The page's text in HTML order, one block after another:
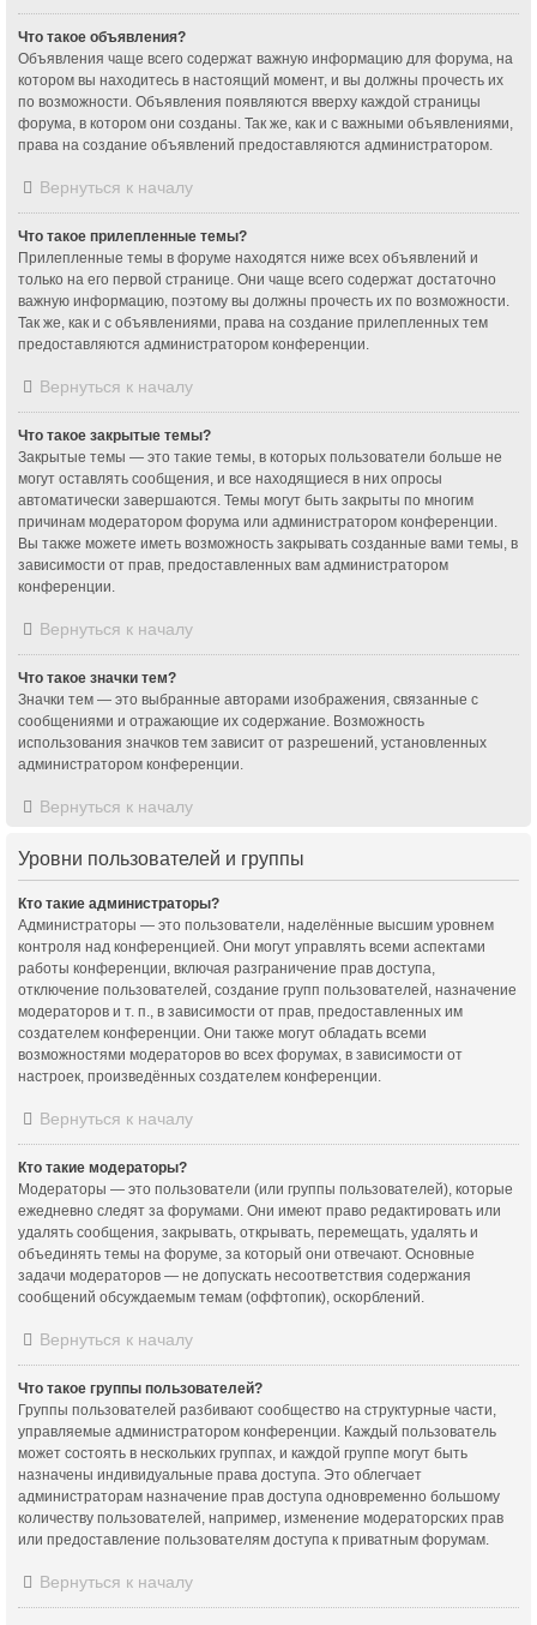
Что такое объявления?
Объявления чаще всего содержат важную информацию для форума, на
котором вы находитесь в настоящий момент, и вы должны прочесть их
по возможности. Объявления появляются вверху каждой страницы
форума, в котором они созданы. Так же, как и с важными объявлениями,
права на создание объявлений предоставляются администратором.
Вернуться к началу
Что такое прилепленные темы?
Прилепленные темы в форуме находятся ниже всех объявлений и
только на его первой странице. Они чаще всего содержат достаточно
важную информацию, поэтому вы должны прочесть их по возможности.
Так же, как и с объявлениями, права на создание прилепленных тем
предоставляются администратором конференции.
Вернуться к началу
Что такое закрытые темы?
Закрытые темы — это такие темы, в которых пользователи больше не
могут оставлять сообщения, и все находящиеся в них опросы
автоматически завершаются. Темы могут быть закрыты по многим
причинам модератором форума или администратором конференции.
Вы также можете иметь возможность закрывать созданные вами темы, в
зависимости от прав, предоставленных вам администратором
конференции.
Вернуться к началу
Что такое значки тем?
Значки тем — это выбранные авторами изображения, связанные с
сообщениями и отражающие их содержание. Возможность
использования значков тем зависит от разрешений, установленных
администратором конференции.
Вернуться к началу
Уровни пользователей и группы
Кто такие администраторы?
Администраторы — это пользователи, наделённые высшим уровнем
контроля над конференцией. Они могут управлять всеми аспектами
работы конференции, включая разграничение прав доступа,
отключение пользователей, создание групп пользователей, назначение
модераторов и т. п., в зависимости от прав, предоставленных им
создателем конференции. Они также могут обладать всеми
возможностями модераторов во всех форумах, в зависимости от
настроек, произведённых создателем конференции.
Вернуться к началу
Кто такие модераторы?
Модераторы — это пользователи (или группы пользователей), которые
ежедневно следят за форумами. Они имеют право редактировать или
удалять сообщения, закрывать, открывать, перемещать, удалять и
объединять темы на форуме, за который они отвечают. Основные
задачи модераторов — не допускать несоответствия содержания
сообщений обсуждаемым темам (оффтопик), оскорблений.
Вернуться к началу
Что такое группы пользователей?
Группы пользователей разбивают сообщество на структурные части,
управляемые администратором конференции. Каждый пользователь
может состоять в нескольких группах, и каждой группе могут быть
назначены индивидуальные права доступа. Это облегчает
администраторам назначение прав доступа одновременно большому
количеству пользователей, например, изменение модераторских прав
или предоставление пользователям доступа к приватным форумам.
Вернуться к началу